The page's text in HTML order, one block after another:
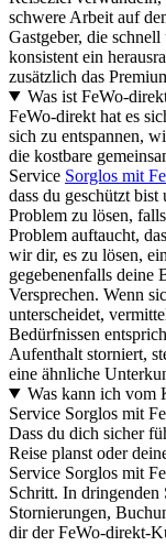
schwere Arbeit auf
Gastgeber, die
konsistent ein
zusätzlich das
Was ist FeWo-
FeWo-direkt hat es
sich zu entspannen,
die kostbare
Service Sorglos mit
dass du geschützt
Problem zu lösen,
Problem auftaucht,
wir dir, es zu lösen,
gegebenenfalls deine
Versprechen. Wenn
unterscheidet,
Bedürfnissen
Aufenthalt storniert,
eine ähnliche
Was kann ich vom
Service Sorglos mit
Dass du dich sicher
Reise planst oder
Service Sorglos mit
Schritt. In
Stornierungen,
dir der FeWo-direkt-